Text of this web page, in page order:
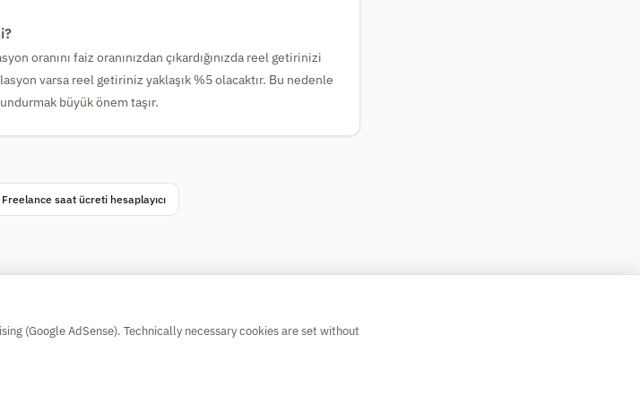
oranını faiz oranınızdan çıkardığınızda reel getirinizi
varsa reel getiriniz yaklaşık %5 olacaktır. Bu nedenle
büyük önem taşır.
Freelance saat ücreti hesaplayıcı
| Terms |
🍪 Cookies
(Google AdSense). Technically necessary cookies are set without